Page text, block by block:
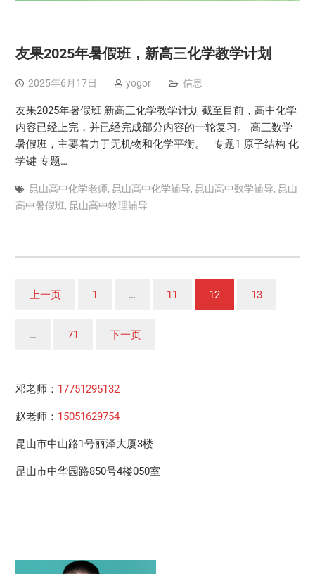
友果2025年暑假班，新高三化学教学计划
2025年6月17日 yogor 信息
友果2025年暑假班 新高三化学教学计划 截至目前，高中化学
内容已经上完，并已经完成部分内容的一轮复习。 高三数学
暑假班，主要着力于无机物和化学平衡。 专题1 原子结构 化
学键 专题…
昆山高中化学老师, 昆山高中化学辅导, 昆山高中数学辅导, 昆山
高中暑假班, 昆山高中物理辅导
上一页 1 … 11 12 13
… 71 下一页
邓老师： 17751295132
赵老师： 15051629754
昆山市中山路1号丽泽大厦3楼
昆山市中华园路850号4楼050室